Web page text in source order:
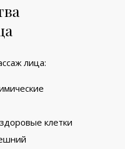
лица:
клетки